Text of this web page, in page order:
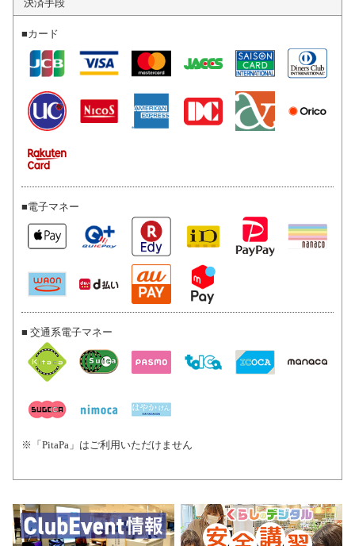
決済手段
■カード
■電子マネー
■ 交通系電子マネー
※「PitaPa」はご利用いただけません